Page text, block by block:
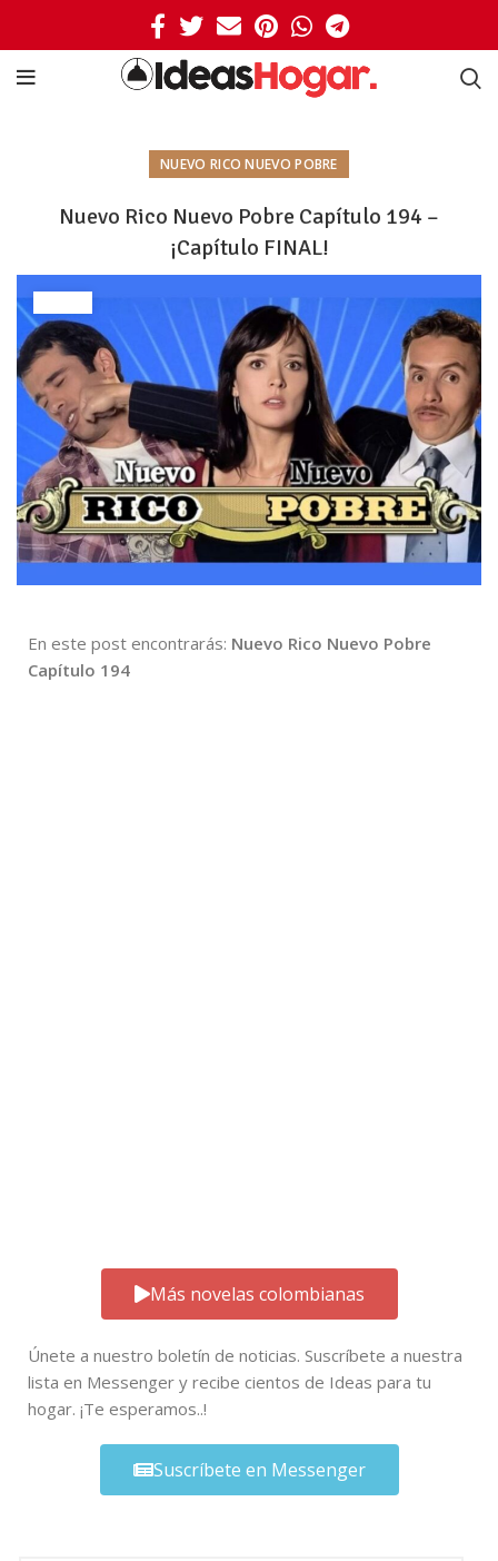
NUEVO RICO NUEVO POBRE
Nuevo Rico Nuevo Pobre Capítulo 194 –
¡Capítulo FINAL!
En este post encontrarás: Nuevo Rico Nuevo Pobre
Capítulo 194
Más novelas colombianas
Únete a nuestro boletín de noticias. Suscríbete a nuestra
lista en Messenger y recibe cientos de Ideas para tu
hogar. ¡Te esperamos..!
Suscríbete en Messenger